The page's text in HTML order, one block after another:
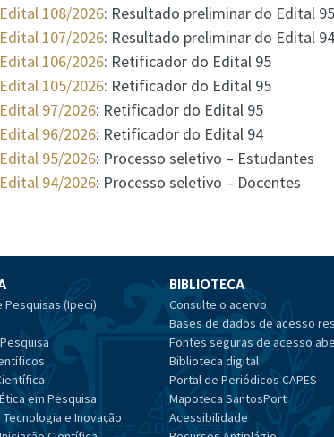
Edital 108/2026: Resultado preliminar do Edital
Edital 107/2026: Resultado preliminar do Edital
Edital 106/2026: Retificador do Edital 95
Edital 105/2026: Retificador do Edital 95
Edital 97/2026: Retificador do Edital 95
Edital 96/2026: Retificador do Edital 94
Edital 95/2026: Processo seletivo – Estudantes
Edital 94/2026: Processo seletivo – Docentes
(Ipeci)
em Pesquisa
e Inovação
BIBLIOTECA
Consulte o acervo
Bases de dados de acesso
Fontes seguras de acesso
Biblioteca digital
Portal de Periódicos CAPES
Mapoteca SantosPort
Acessibilidade